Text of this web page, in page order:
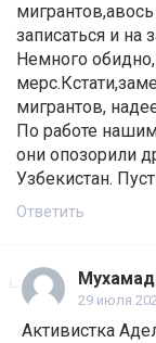
записаться и на
Немного
мигрантов,
По работе
они опозорили
Узбекистан.
Ответить
29 июля
Активистка